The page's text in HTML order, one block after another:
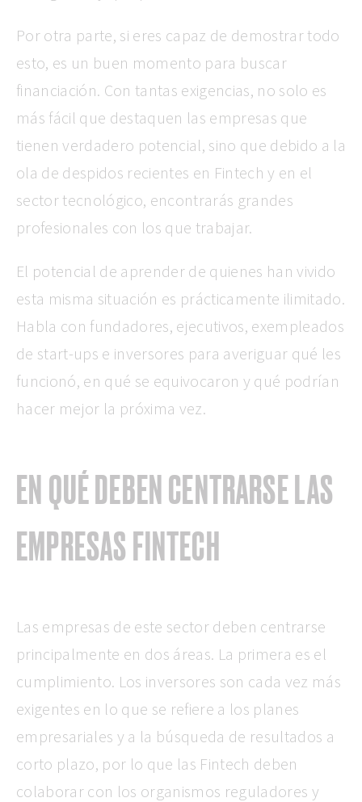
Por otra parte, si eres capaz de demostrar todo
esto, es un buen momento para buscar
financiación. Con tantas exigencias, no solo es
más fácil que destaquen las empresas que
tienen verdadero potencial, sino que debido a la
ola de despidos recientes en Fintech y en el
sector tecnológico, encontrarás grandes
profesionales con los que trabajar.
El potencial de aprender de quienes han vivido
esta misma situación es prácticamente ilimitado.
Habla con fundadores, ejecutivos, exempleados
de start-ups e inversores para averiguar qué les
funcionó, en qué se equivocaron y qué podrían
hacer mejor la próxima vez.
EN QUÉ DEBEN CENTRARSE LAS
EMPRESAS FINTECH
Las empresas de este sector deben centrarse
principalmente en dos áreas. La primera es el
cumplimiento. Los inversores son cada vez más
exigentes en lo que se refiere a los planes
empresariales y a la búsqueda de resultados a
corto plazo, por lo que las Fintech deben
colaborar con los organismos reguladores y